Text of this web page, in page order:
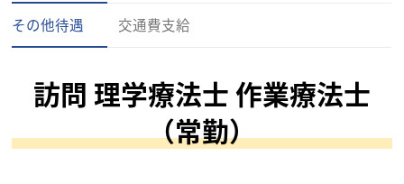
その他待遇 交通費支給
訪問 理学療法士 作業療法士
（常勤）